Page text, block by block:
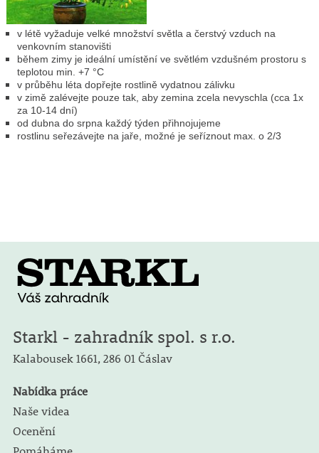
v létě vyžaduje velké množství světla a čerstvý vzduch na
venkovním stanovišti
během zimy je ideální umístění ve světlém vzdušném prostoru s
teplotou min. +7 °C
v průběhu léta dopřejte rostlině vydatnou zálivku
v zimě zalévejte pouze tak, aby zemina zcela nevyschla (cca 1x
za 10-14 dní)
od dubna do srpna každý týden přihnojujeme
rostlinu seřezávejte na jaře, možné je seříznout max. o 2/3
Starkl - zahradník spol. s r.o.
Kalabousek 1661, 286 01 Čáslav
Nabídka práce
Naše videa
Ocenění